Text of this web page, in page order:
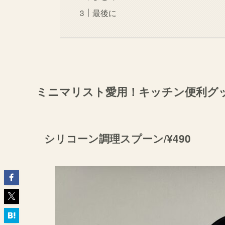
最後に
ミニマリスト愛用！キッチン便利グ
シリコーン調理スプーン/¥490